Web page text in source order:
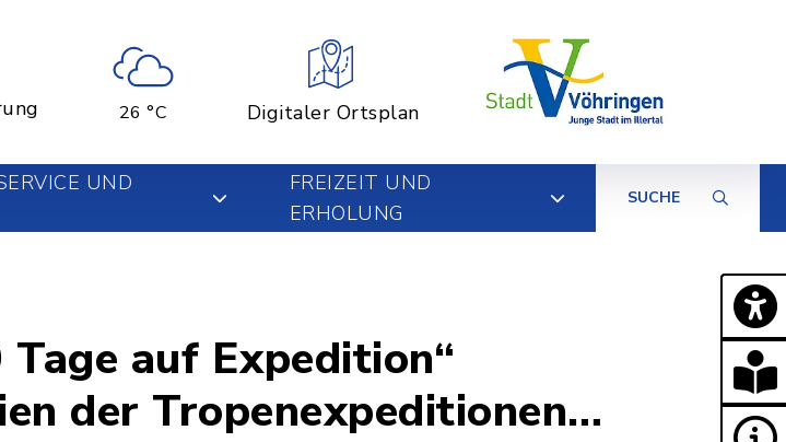
26 °C Digitaler Ortsplan
UND
FREIZEIT UND
ERHOLUNG
SUCHE
auf Expedition“
der Tropenexpeditionen